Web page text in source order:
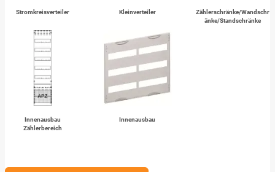
Stromkreisverteiler Kleinverteiler
Zählerschränke/Wandschr
änke/Standschränke
Innenausbau
Zählerbereich
Innenausbau